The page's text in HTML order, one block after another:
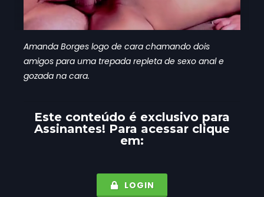
Amanda Borges logo de cara chamando dois
amigos para uma trepada repleta de sexo anal e
gozada na cara.
Este conteúdo é exclusivo para
Assinantes! Para acessar clique
em:
LOGIN